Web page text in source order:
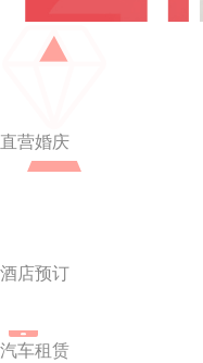
直营婚庆
酒店预订
汽车租赁